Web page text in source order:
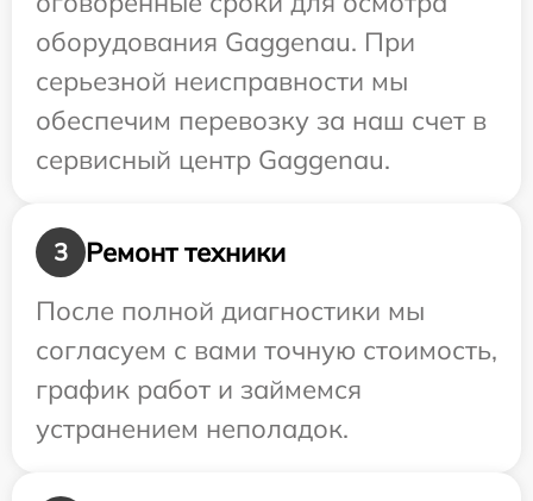
оборудования Gaggenau. При
серьезной неисправности мы
обеспечим перевозку за наш счет в
сервисный центр Gaggenau.
3
Ремонт техники
После полной диагностики мы
согласуем с вами точную стоимость,
график работ и займемся
устранением неполадок.